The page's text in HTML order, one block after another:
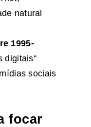
natural
1995-
digitais"
sociais
focar